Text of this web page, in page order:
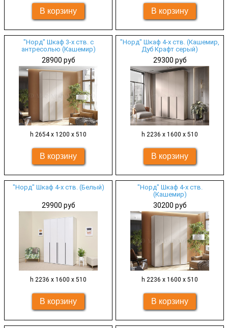
"Норд" Шкаф 3-х ств. с
антресолью (Кашемир)
28900 руб
h 2654 х 1200 х 510
"Норд" Шкаф 4-х ств. (Кашемир,
Дуб Крафт серый)
29300 руб
h 2236 х 1600 х 510
"Норд" Шкаф 4-х ств. (Белый)
29900 руб
h 2236 х 1600 х 510
"Норд" Шкаф 4-х ств.
(Кашемир)
30200 руб
h 2236 х 1600 х 510